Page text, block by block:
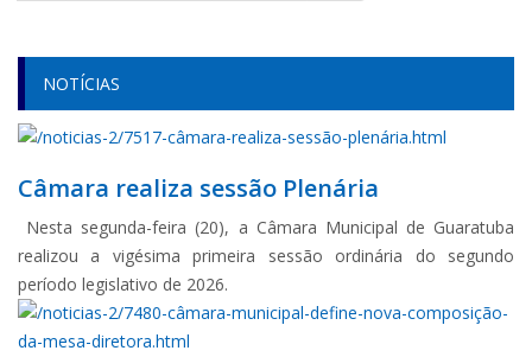
NOTÍCIAS
Câmara realiza sessão Plenária
Nesta segunda-feira (20), a Câmara Municipal de Guaratuba
realizou a vigésima primeira sessão ordinária do segundo
período legislativo de 2026.